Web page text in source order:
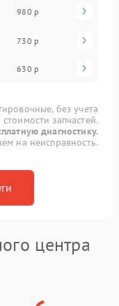
980 р
730 р
630 р
без учета
стоимости запчастей.
диагностику.
на неисправность.
центра